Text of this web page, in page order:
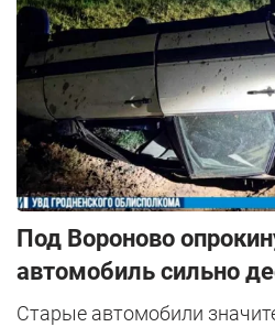
Под Вороново
автомобиль сильно
Старые автомобили